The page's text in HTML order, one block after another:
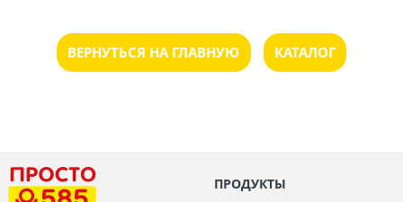
ВЕРНУТЬСЯ НА ГЛАВНУЮ КАТАЛОГ
ПРОДУКТЫ